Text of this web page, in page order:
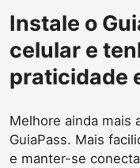
Instale o
celular e
praticidade
Melhore ainda mais
GuiaPass. Mais
e manter-se